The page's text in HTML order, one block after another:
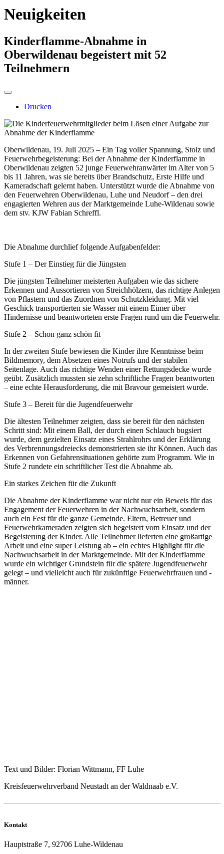
Neuigkeiten
Kinderflamme-Abnahme in
Oberwildenau begeistert mit 52
Teilnehmern
Drucken
Oberwildenau, 19. Juli 2025 – Ein Tag voller Spannung, Stolz und
Feuerwehrbegeisterung: Bei der Abnahme der Kinderflamme in
Oberwildenau zeigten 52 junge Feuerwehranwärter im Alter von 5
bis 11 Jahren, was sie bereits über Brandschutz, Erste Hilfe und
Kameradschaft gelernt haben. Unterstützt wurde die Abnahme von
den Feuerwehren Oberwildenau, Luhe und Neudorf – den drei
engagierten Wehren aus der Marktgemeinde Luhe-Wildenau sowie
dem stv. KJW Fabian Schreffl.
Die Abnahme durchlief folgende Aufgabenfelder:
Stufe 1 – Der Einstieg für die Jüngsten
Die jüngsten Teilnehmer meisterten Aufgaben wie das sichere
Erkennen und Aussortieren von Streichhölzern, das richtige Anlegen
von Pflastern und das Zuordnen von Schutzkleidung. Mit viel
Geschick transportierten sie Wasser mit einem Eimer über
Hindernisse und beantworteten erste Fragen rund um die Feuerwehr.
Stufe 2 – Schon ganz schön fit
In der zweiten Stufe bewiesen die Kinder ihre Kenntnisse beim
Bildmemory, dem Absetzen eines Notrufs und der stabilen
Seitenlage. Auch das richtige Wenden einer Rettungsdecke wurde
geübt. Zusätzlich mussten sie zehn schriftliche Fragen beantworten
– eine echte Herausforderung, die mit Bravour gemeistert wurde.
Stufe 3 – Bereit für die Jugendfeuerwehr
Die ältesten Teilnehmer zeigten, dass sie bereit für den nächsten
Schritt sind: Mit einem Ball, der durch einen Schlauch bugsiert
wurde, dem gezielten Einsatz eines Strahlrohrs und der Erklärung
des Verbrennungsdreiecks demonstrierten sie ihr Können. Auch das
Erkennen von Gefahrensituationen gehörte zum Programm. Wie in
Stufe 2 rundete ein schriftlicher Test die Abnahme ab.
Ein starkes Zeichen für die Zukunft
Die Abnahme der Kinderflamme war nicht nur ein Beweis für das
Engagement der Feuerwehren in der Nachwuchsarbeit, sondern
auch ein Fest für die ganze Gemeinde. Eltern, Betreuer und
Feuerwehrkameraden zeigten sich begeistert vom Einsatz und der
Begeisterung der Kinder. Alle Teilnehmer lieferten eine großartige
Arbeit und eine super Leistung ab – ein echtes Highlight für die
Nachwuchsarbeit in der Marktgemeinde. Mit der Kinderflamme
wurde ein wichtiger Grundstein für die spätere Jugendfeuerwehr
gelegt – und vielleicht auch für zukünftige Feuerwehrfrauen und -
männer.
Text und Bilder: Florian Wittmann, FF Luhe
Kreisfeuerwehrverband Neustadt an der Waldnaab e.V.
Kontakt
Hauptstraße 7, 92706 Luhe-Wildenau